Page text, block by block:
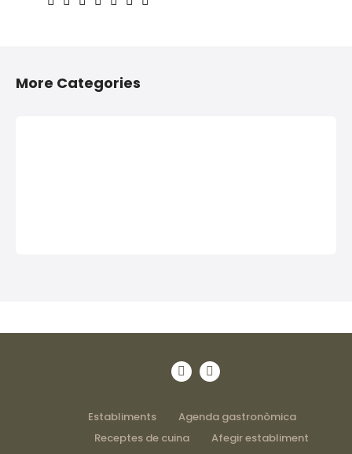
More Categories
Establiments
Agenda gastronòmica
Receptes de cuina
Afegir establiment